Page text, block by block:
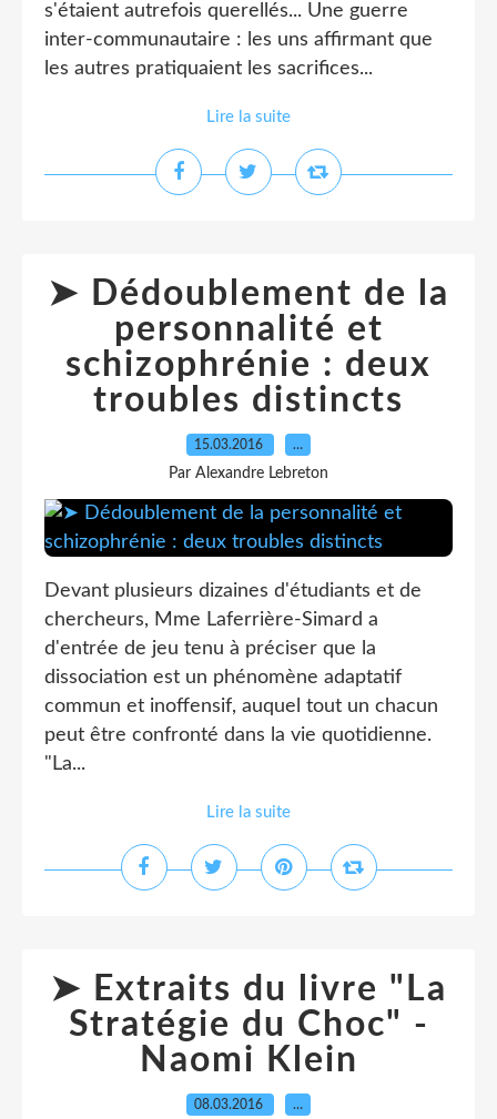
s'étaient autrefois querellés... Une guerre
inter-communautaire : les uns affirmant que
les autres pratiquaient les sacrifices...
Lire la suite
➤ Dédoublement de la
personnalité et
schizophrénie : deux
troubles distincts
15.03.2016 …
Par Alexandre Lebreton
Devant plusieurs dizaines d'étudiants et de
chercheurs, Mme Laferrière-Simard a
d'entrée de jeu tenu à préciser que la
dissociation est un phénomène adaptatif
commun et inoffensif, auquel tout un chacun
peut être confronté dans la vie quotidienne.
"La...
Lire la suite
➤ Extraits du livre "La
Stratégie du Choc" -
Naomi Klein
08.03.2016 …